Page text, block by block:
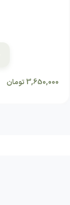
3,650,000تومان